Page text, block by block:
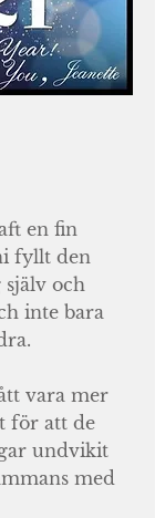
en fin
fyllt den
och
inte bara
vara mer
för att de
undvikit
med